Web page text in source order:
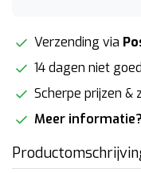
Verzending via
14 dagen niet
Scherpe prijzen
Meer informatie?